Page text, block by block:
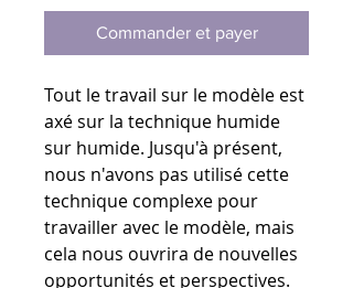
Commander et payer
Tout le travail sur le modèle est
axé sur la technique humide
sur humide. Jusqu'à présent,
nous n'avons pas utilisé cette
technique complexe pour
travailler avec le modèle, mais
cela nous ouvrira de nouvelles
opportunités et perspectives.